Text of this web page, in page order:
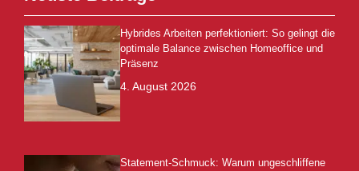
Hybrides Arbeiten perfektioniert: So gelingt die
optimale Balance zwischen Homeoffice und
Präsenz
4. August 2026
Statement-Schmuck: Warum ungeschliffene